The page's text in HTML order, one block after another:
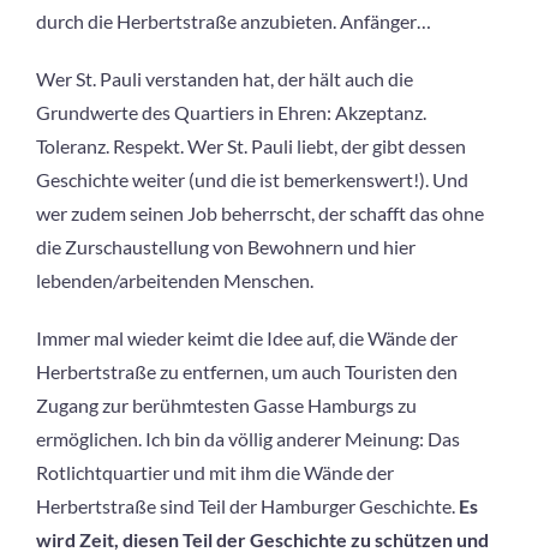
durch die Herbertstraße anzubieten. Anfänger…
Wer St. Pauli verstanden hat, der hält auch die
Grundwerte des Quartiers in Ehren: Akzeptanz.
Toleranz. Respekt. Wer St. Pauli liebt, der gibt dessen
Geschichte weiter (und die ist bemerkenswert!). Und
wer zudem seinen Job beherrscht, der schafft das ohne
die Zurschaustellung von Bewohnern und hier
lebenden/arbeitenden Menschen.
Immer mal wieder keimt die Idee auf, die Wände der
Herbertstraße zu entfernen, um auch Touristen den
Zugang zur berühmtesten Gasse Hamburgs zu
ermöglichen. Ich bin da völlig anderer Meinung: Das
Rotlichtquartier und mit ihm die Wände der
Herbertstraße sind Teil der Hamburger Geschichte. Es
wird Zeit, diesen Teil der Geschichte zu schützen und